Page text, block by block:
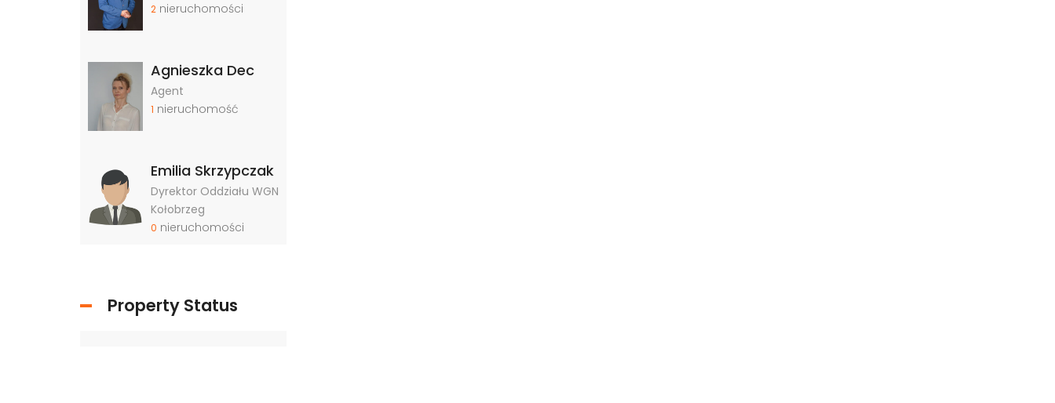
2 nieruchomości
Agnieszka Dec
Agent
1 nieruchomość
Emilia Skrzypczak
Dyrektor Oddziału WGN
Kołobrzeg
0 nieruchomości
Property Status